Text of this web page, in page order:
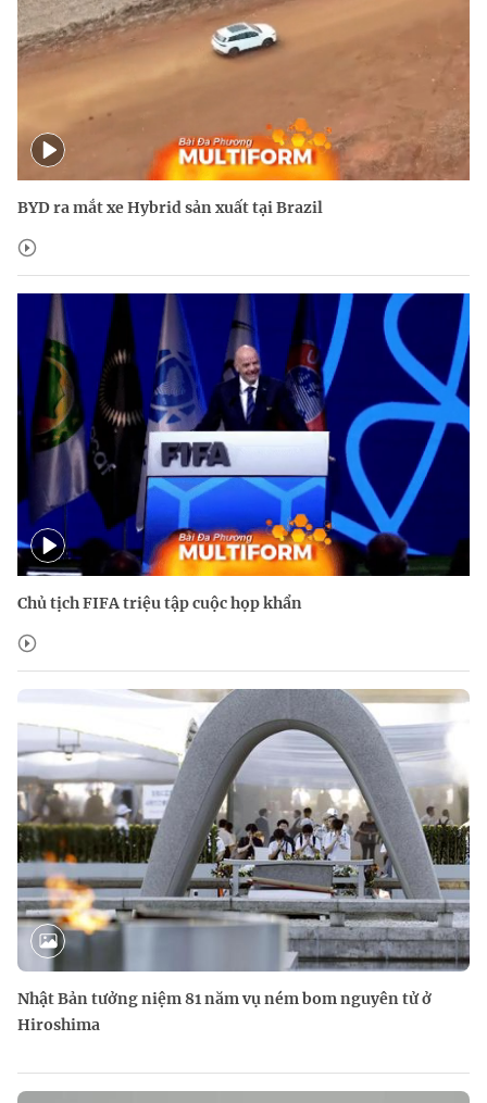
BYD ra mắt xe Hybrid sản xuất tại Brazil
Chủ tịch FIFA triệu tập cuộc họp khẩn
Nhật Bản tưởng niệm 81 năm vụ ném bom nguyên tử ở
Hiroshima